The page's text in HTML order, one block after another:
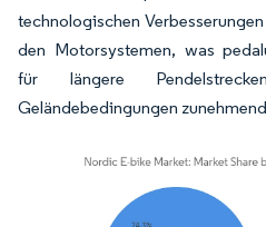
technologischen
den Motorsystemen, was
für längere
Geländebedingungen